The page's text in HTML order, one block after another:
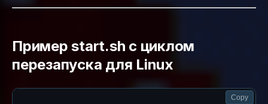
Пример start.sh с циклом
перезапуска для Linux
Copy